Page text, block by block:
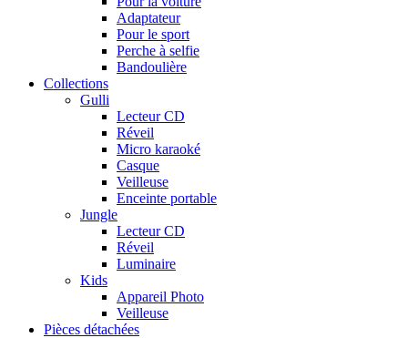
Adaptateur
Pour le sport
Perche à selfie
Bandoulière
Collections
Gulli
Lecteur CD
Réveil
Micro karaoké
Casque
Veilleuse
Enceinte portable
Jungle
Lecteur CD
Réveil
Luminaire
Kids
Appareil Photo
Veilleuse
Pièces détachées